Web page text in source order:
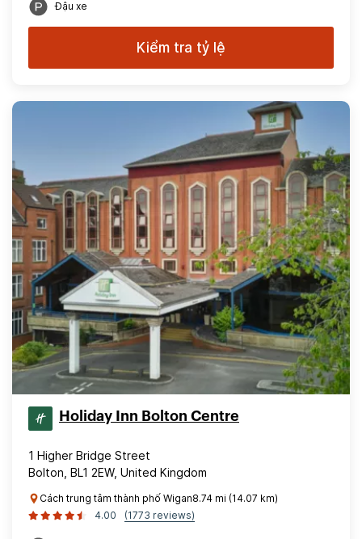
Đậu xe
Kiểm tra tỷ lệ
Holiday Inn Bolton Centre
1 Higher Bridge Street
Bolton, BL1 2EW, United Kingdom
Cách trung tâm thành phố Wigan8.74 mi (14.07 km)
4.00
(1773 reviews)